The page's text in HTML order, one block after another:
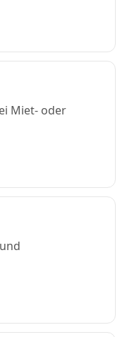
Miet- oder